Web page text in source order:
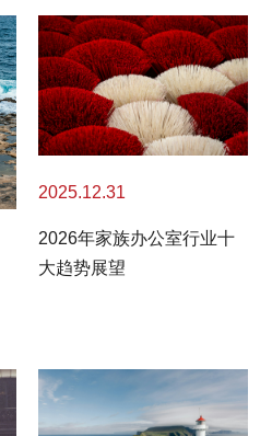
2025.12.31
2026年家族办公室行业十
大趋势展望